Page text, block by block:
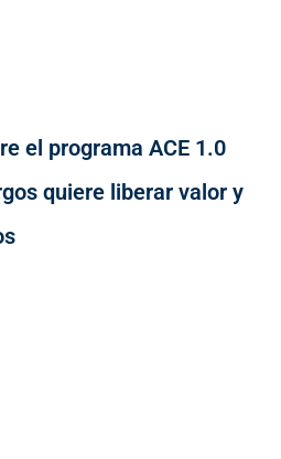
el programa ACE 1.0
quiere liberar valor y